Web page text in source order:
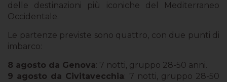
delle destinazioni più iconiche del Mediterraneo
Occidentale.
Le partenze previste sono quattro, con due punti di
imbarco:
8 agosto da Genova: 7 notti, gruppo 28-50 anni.
9 agosto da Civitavecchia: 7 notti, gruppo 28-50